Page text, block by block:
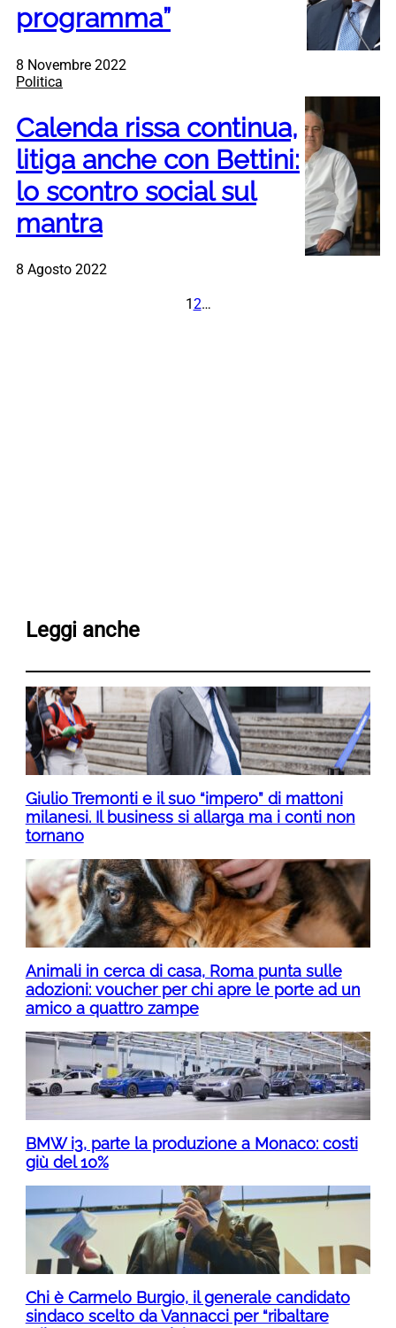
programma”
8 Novembre 2022
Politica
Calenda rissa continua,
litiga anche con Bettini:
lo scontro social sul
mantra
8 Agosto 2022
1 2…
Leggi anche
Giulio Tremonti e il suo “impero” di mattoni
milanesi. Il business si allarga ma i conti non
tornano
Animali in cerca di casa, Roma punta sulle
adozioni: voucher per chi apre le porte ad un
amico a quattro zampe
BMW i3, parte la produzione a Monaco: costi
giù del 10%
Chi è Carmelo Burgio, il generale candidato
sindaco scelto da Vannacci per “ribaltare